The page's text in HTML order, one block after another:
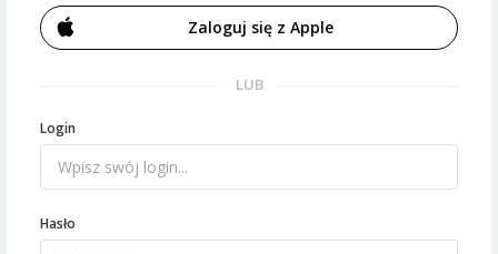
Zaloguj się z Apple
LUB
Login
Hasło